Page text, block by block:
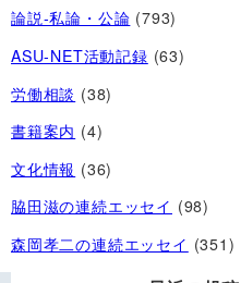
論説-私論・公論 (793)
ASU-NET活動記録 (63)
労働相談 (38)
書籍案内 (4)
文化情報 (36)
脇田滋の連続エッセイ (98)
森岡孝二の連続エッセイ (351)